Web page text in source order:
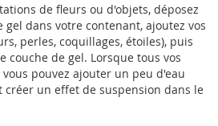
de fleurs ou d'objets, déposez
dans votre contenant, ajoutez vos
perles, coquillages, étoiles), puis
couche de gel. Lorsque tous vos
pouvez ajouter un peu d'eau
un effet de suspension dans le